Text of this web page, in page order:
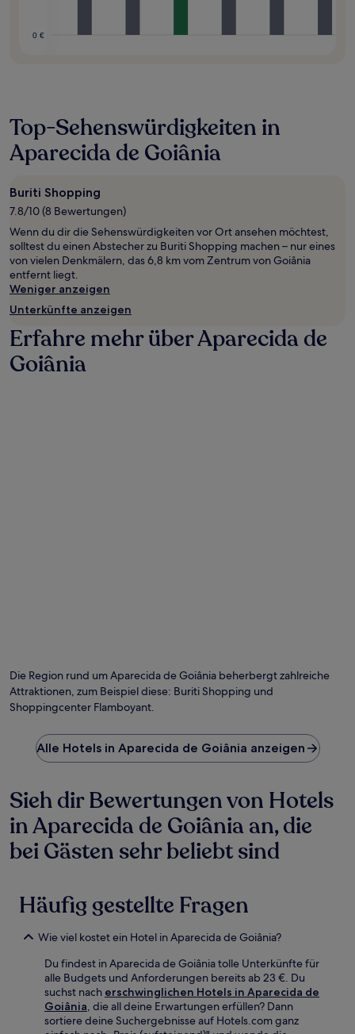
0 €
Top-Sehenswürdigkeiten in
Aparecida de Goiânia
Buriti Shopping
7.8/10 (8 Bewertungen)
Wenn du dir die Sehenswürdigkeiten vor Ort ansehen möchtest,
solltest du einen Abstecher zu Buriti Shopping machen – nur eines
von vielen Denkmälern, das 6,8 km vom Zentrum von Goiânia
entfernt liegt.
Weniger anzeigen
Unterkünfte anzeigen
Erfahre mehr über Aparecida de
Goiânia
Die Region rund um Aparecida de Goiânia beherbergt zahlreiche
Attraktionen, zum Beispiel diese: Buriti Shopping und
Shoppingcenter Flamboyant.
Alle Hotels in Aparecida de Goiânia anzeigen
Sieh dir Bewertungen von Hotels
in Aparecida de Goiânia an, die
bei Gästen sehr beliebt sind
Häufig gestellte Fragen
Wie viel kostet ein Hotel in Aparecida de Goiânia?
Du findest in Aparecida de Goiânia tolle Unterkünfte für
alle Budgets und Anforderungen bereits ab 23 €. Du
suchst nach erschwinglichen Hotels in Aparecida de
Goiânia, die all deine Erwartungen erfüllen? Dann
sortiere deine Suchergebnisse auf Hotels.com ganz